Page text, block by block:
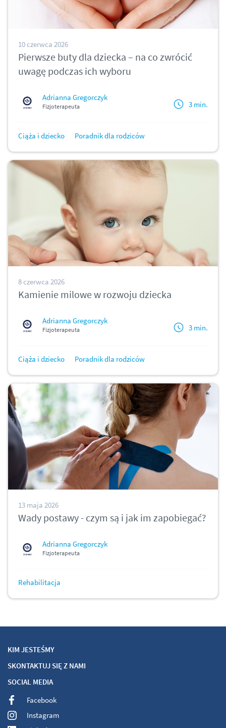
10 czerwca 2026
Pierwsze buty dla dziecka – na co zwrócić
uwagę podczas ich wyboru
Adrianna Gregorczyk
Fizjoterapeuta 3 min.
Ciąża i dziecko Poradnik dla rodziców
8 czerwca 2026
Kamienie milowe w rozwoju dziecka
Adrianna Gregorczyk
Fizjoterapeuta 3 min.
Ciąża i dziecko Poradnik dla rodziców
13 maja 2026
Wady postawy - czym są i jak im zapobiegać?
Adrianna Gregorczyk
Fizjoterapeuta
Rehabilitacja
KIM JESTEŚMY
SKONTAKTUJ SIĘ Z NAMI
SOCIAL MEDIA
Facebook
Instagram